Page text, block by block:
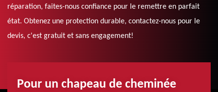
réparation, faites-nous confiance pour le remettre en parfait
état. Obtenez une protection durable, contactez-nous pour le
devis, c'est gratuit et sans engagement!
Pour un chapeau de cheminée